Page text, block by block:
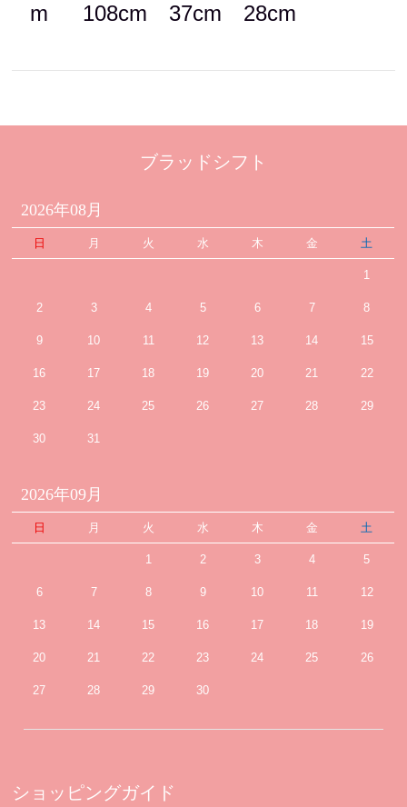
m 108cm 37cm 28cm
ブラッドシフト
2026年08月
日 月 火 水 木 金 土
1
2 3 4 5 6 7 8
9 10 11 12 13 14 15
16 17 18 19 20 21 22
23 24 25 26 27 28 29
30 31
2026年09月
日 月 火 水 木 金 土
1 2 3 4 5
6 7 8 9 10 11 12
13 14 15 16 17 18 19
20 21 22 23 24 25 26
27 28 29 30
ショッピングガイド